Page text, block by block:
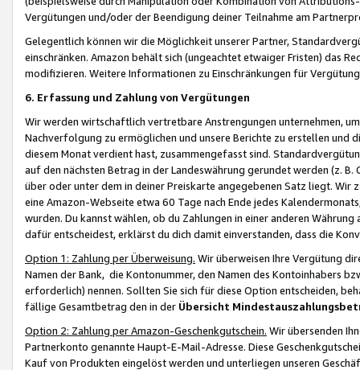
Vergütungen und/oder der Beendigung deiner Teilnahme am
Gelegentlich können wir die Möglichkeit unserer Partner,
einschränken. Amazon behält sich (ungeachtet etwaiger Fristen) das
modifizieren. Weitere Informationen zu Einschränkungen für
6. Erfassung und Zahlung von Vergütungen
Wir werden wirtschaftlich vertretbare Anstrengungen unternehmen,
Nachverfolgung zu ermöglichen und unsere Berichte zu erstellen und
diesem Monat verdient hast, zusammengefasst sind.
auf den nächsten Betrag in der Landeswährung gerundet werden (z.
über oder unter dem in deiner Preiskarte angegebenen Satz liegt.
eine Amazon-Webseite etwa 60 Tage nach Ende jedes
wurden. Du kannst wählen, ob du Zahlungen in einer anderen
dafür entscheidest, erklärst du dich damit einverstanden, dass die
Option 1: Zahlung per Überweisung. Wir überweisen Ihre Vergütung
Namen der Bank, die Kontonummer, den Namen des Kontoinhabers
erforderlich) nennen. Sollten Sie sich für diese Option entscheiden,
fällige Gesamtbetrag den in der Übersicht
Option 2: Zahlung per Amazon-Geschenkgutschein. Wir übersenden
Partnerkonto genannte Haupt-E-Mail-Adresse. Diese
Kauf von Produkten eingelöst werden und unterliegen unseren